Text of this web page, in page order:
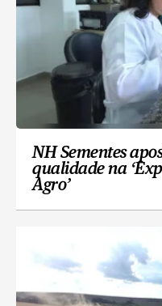
NH Sementes
qualidade na
Agro’